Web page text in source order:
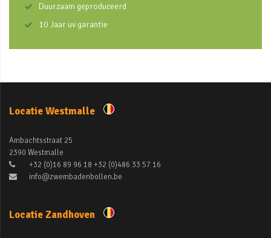
Duurzaam geproduceerd
10 Jaar uv garantie
Locatie Westmalle
Ambachtsstraat 25
2390 Westmalle
+32 (0)16 89 96 18 +32 (0)486 33 57 16
info@zwembadenbollen.be
Locatie Zandhoven